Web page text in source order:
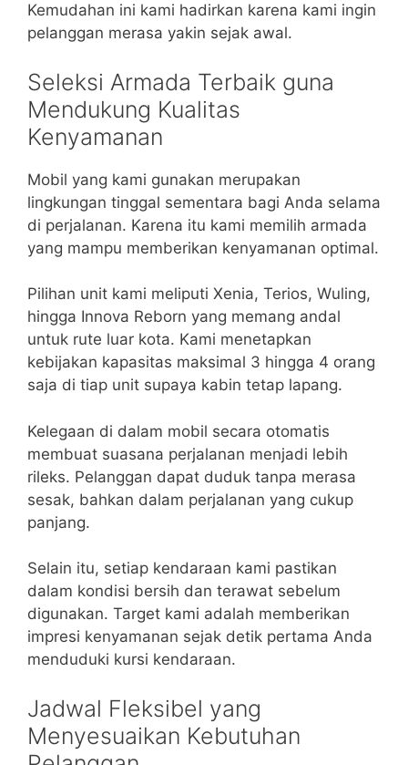
Kemudahan ini kami hadirkan karena kami ingin
pelanggan merasa yakin sejak awal.
Seleksi Armada Terbaik guna
Mendukung Kualitas
Kenyamanan
Mobil yang kami gunakan merupakan
lingkungan tinggal sementara bagi Anda selama
di perjalanan. Karena itu kami memilih armada
yang mampu memberikan kenyamanan optimal.
Pilihan unit kami meliputi Xenia, Terios, Wuling,
hingga Innova Reborn yang memang andal
untuk rute luar kota. Kami menetapkan
kebijakan kapasitas maksimal 3 hingga 4 orang
saja di tiap unit supaya kabin tetap lapang.
Kelegaan di dalam mobil secara otomatis
membuat suasana perjalanan menjadi lebih
rileks. Pelanggan dapat duduk tanpa merasa
sesak, bahkan dalam perjalanan yang cukup
panjang.
Selain itu, setiap kendaraan kami pastikan
dalam kondisi bersih dan terawat sebelum
digunakan. Target kami adalah memberikan
impresi kenyamanan sejak detik pertama Anda
menduduki kursi kendaraan.
Jadwal Fleksibel yang
Menyesuaikan Kebutuhan